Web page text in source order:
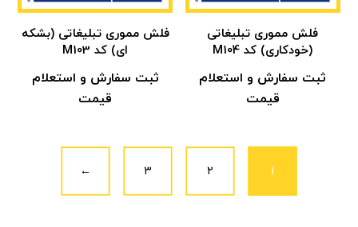
فلش مموری تبلیغاتی
(خودکاری) کد M104
ثبت سفارش و استعلام
قیمت
فلش مموری تبلیغاتی (بشکه
ای) کد M103
ثبت سفارش و استعلام
قیمت
۱ ۲ ۳ ←